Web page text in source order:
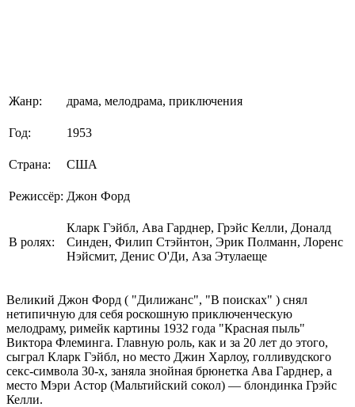
Жанр: драма, мелодрама, приключения
Год: 1953
Страна: США
Режиссёр: Джон Форд
В ролях:
Кларк Гэйбл, Ава Гарднер, Грэйс Келли, Доналд
Синден, Филип Стэйнтон, Эрик Полманн, Лоренс
Нэйсмит, Денис О'Ди, Аза Этулаеще
Великий Джон Форд ( "Дилижанс", "В поисках" ) снял
нетипичную для себя роскошную приключенческую
мелодраму, римейк картины 1932 года "Красная пыль"
Виктора Флеминга. Главную роль, как и за 20 лет до этого,
сыграл Кларк Гэйбл, но место Джин Харлоу, голливудского
секс-символа 30-х, заняла знойная брюнетка Ава Гарднер, а
место Мэри Астор (Мальтийский сокол) — блондинка Грэйс
Келли.